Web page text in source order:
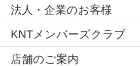
法人・企業のお客様
KNTメンバーズクラブ
店舗のご案内